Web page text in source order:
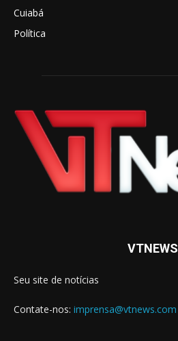
Cuiabá
Política
VTNEWS
Seu site de notícias
Contate-nos: imprensa@vtnews.com